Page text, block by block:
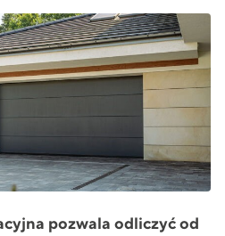
pozwala odliczyć od